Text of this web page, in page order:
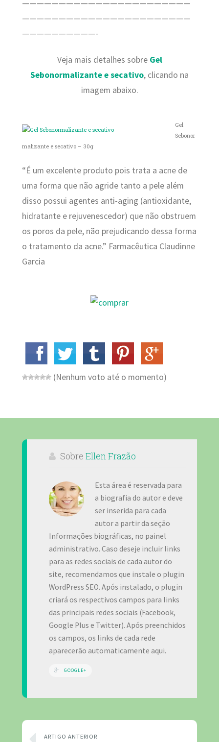
———————————————————————
———————————————————————
——————————-
Veja mais detalhes sobre Gel
Sebonormalizante e secativo, clicando na
imagem abaixo.
Gel
Sebonor
malizante e secativo – 30g
“É um excelente produto pois trata a acne de
uma forma que não agride tanto a pele além
disso possui agentes anti-aging (antioxidante,
hidratante e rejuvenescedor) que não obstruem
os poros da pele, não prejudicando dessa forma
o tratamento da acne.” Farmacêutica Claudinne
Garcia
(Nenhum voto até o momento)
Sobre Ellen Frazão
Esta área é reservada para
a biografia do autor e deve
ser inserida para cada
autor a partir da seção
Informações biográficas, no painel
administrativo. Caso deseje incluir links
para as redes sociais de cada autor do
site, recomendamos que instale o plugin
WordPress SEO. Após instalado, o plugin
criará os respectivos campos para links
das principais redes sociais (Facebook,
Google Plus e Twitter). Após preenchidos
os campos, os links de cada rede
aparecerão automaticamente aqui.
GOOGLE+
ARTIGO ANTERIOR